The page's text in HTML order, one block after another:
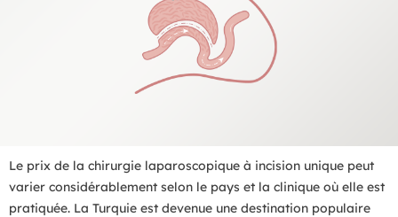
Le prix de la chirurgie laparoscopique à incision unique peut
varier considérablement selon le pays et la clinique où elle est
pratiquée. La Turquie est devenue une destination populaire